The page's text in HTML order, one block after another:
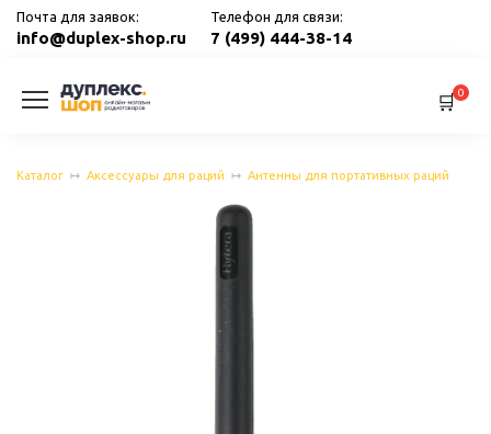
Перейти
Почта для заявок:
info@duplex-shop.ru
Телефон для связи:
7 (499) 444-38-14
0
Каталог Аксессуары для раций Антенны для портативных раций